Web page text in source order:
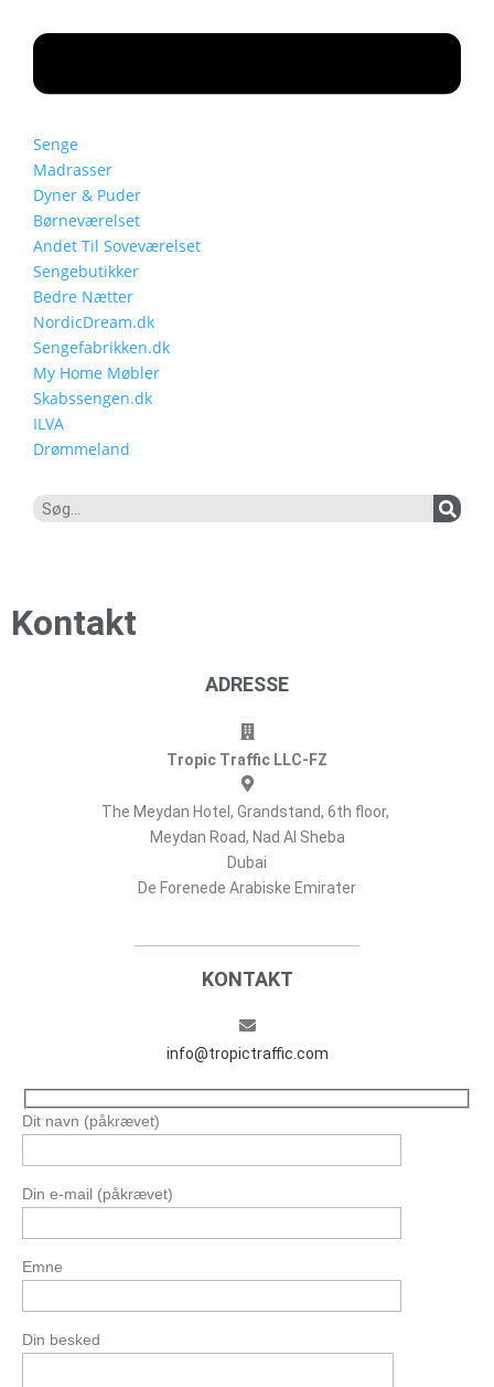
Senge
Madrasser
Dyner & Puder
Børneværelset
Andet Til Soveværelset
Sengebutikker
Bedre Nætter
NordicDream.dk
Sengefabrikken.dk
My Home Møbler
Skabssengen.dk
ILVA
Drømmeland
Kontakt
ADRESSE
Tropic Traffic LLC-FZ
The Meydan Hotel, Grandstand, 6th floor,
Meydan Road, Nad Al Sheba
Dubai
De Forenede Arabiske Emirater
KONTAKT
info@tropictraffic.com
Dit navn (påkrævet)
Din e-mail (påkrævet)
Emne
Din besked